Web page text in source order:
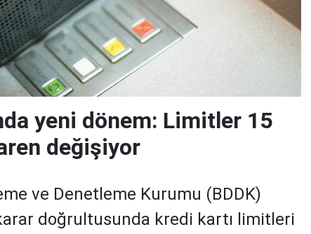
yeni dönem: Limitler 15
değişiyor
ve Denetleme Kurumu (BDDK)
doğrultusunda kredi kartı limitleri